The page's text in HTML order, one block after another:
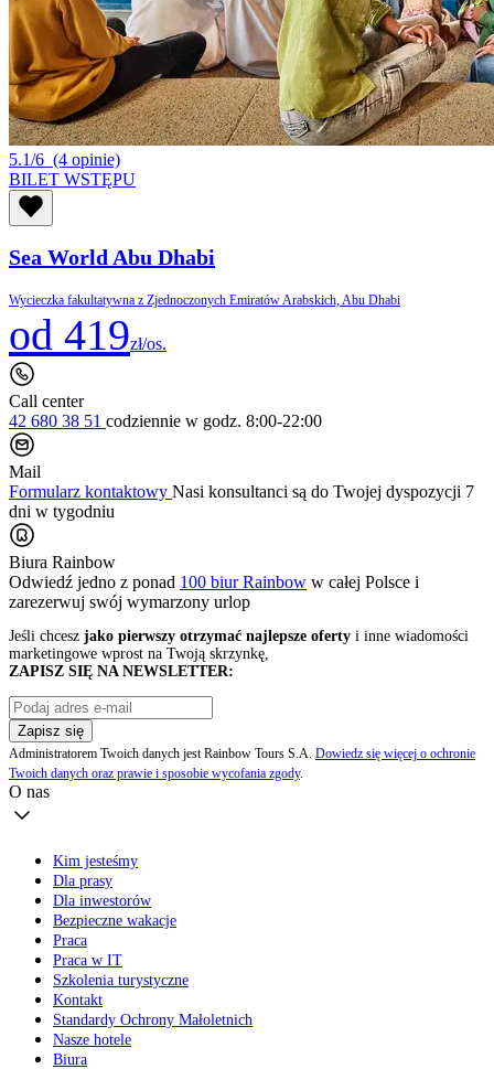
5.1/6 (4 opinie)
BILET WSTĘPU
Sea World Abu Dhabi
Wycieczka fakultatywna z Zjednoczonych Emiratów Arabskich, Abu Dhabi
od 419zł/os.
Call center
42 680 38 51 codziennie w godz. 8:00-22:00
Mail
Formularz kontaktowy Nasi konsultanci są do Twojej dyspozycji 7
dni w tygodniu
Biura Rainbow
Odwiedź jedno z ponad 100 biur Rainbow w całej Polsce i
zarezerwuj swój wymarzony urlop
Jeśli chcesz jako pierwszy otrzymać najlepsze oferty i inne wiadomości
marketingowe wprost na Twoją skrzynkę,
ZAPISZ SIĘ NA NEWSLETTER:
Zapisz się
Administratorem Twoich danych jest Rainbow Tours S.A. Dowiedz się więcej o ochronie
Twoich danych oraz prawie i sposobie wycofania zgody.
O nas
Kim jesteśmy
Dla prasy
Dla inwestorów
Bezpieczne wakacje
Praca
Praca w IT
Szkolenia turystyczne
Kontakt
Standardy Ochrony Małoletnich
Nasze hotele
Biura